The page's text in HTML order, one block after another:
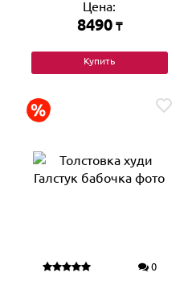
Цена:
8490 ₸
Купить
0